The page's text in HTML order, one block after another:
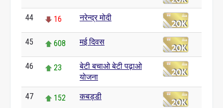
44 16 नरेन्द्र मोदी
45 608 मई दिवस
46 23
बेटी बचाओ बेटी पढ़ाओ
योजना
47 152 कबड्डी